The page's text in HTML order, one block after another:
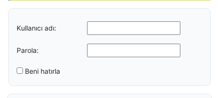
Kullanıcı adı:
Parola:
Beni hatırla